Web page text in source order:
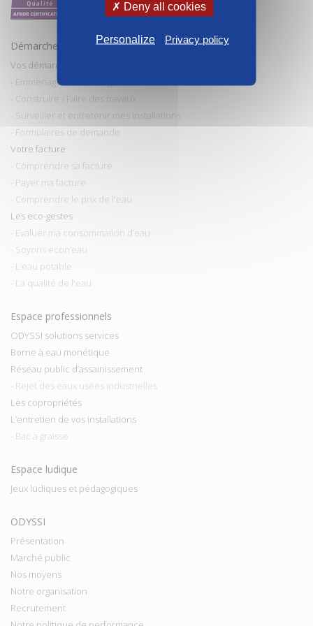
Démarches et conseils
Vos démarches
- Emmenager / Déménager
- Construire / Faire des travaux
- Surveiller et entretenir mes installations
- Formulaires de demande
Votre facture
- Comprendre sa facture
- Payer ma facture
- Comprendre le prix de l'eau
Les eco-gestes
- Evaluer ma consommation d’eau
- Soyons econ’eau
- L’eau potable
- La qualité de l'eau
Espace professionnels
ODYSSI solutions services
Borne à eau monétique
Réseau public d’assainissement
- Rejet des eaux usées industrielles
Les copropriétés
L’entretien de vos installations
- Bac à graisse
Espace ludique
Jeux ludiques et pédagogiques
ODYSSI
Présentation
Marché public
Nos moyens
Notre organisation
Recrutement
✗ Deny all cookies
Personalize Privacy policy